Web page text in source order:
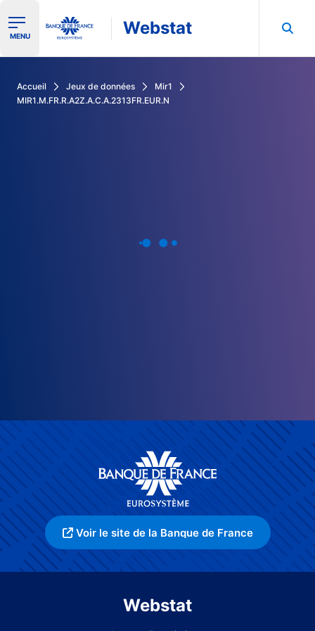
Ouvrir le menu de navigation
MENU Webstat
Accueil Jeux de données
Mir1
MIR1.M.FR.R.A2Z.A.C.A.2313FR.EUR.N
Voir le site de la Banque de France
Webstat